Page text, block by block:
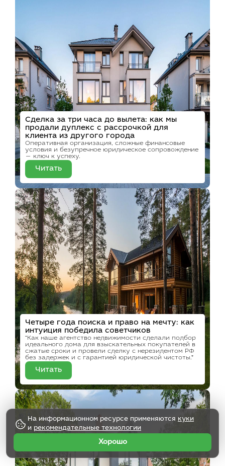
На информационном ресурсе применяются куки
и рекомендательные технологии
Хорошо
Сделка за три часа до вылета: как мы
продали дуплекс с рассрочкой для
клиента из другого города
Оперативная организация, сложные финансовые
условия и безупречное юридическое сопровождение
— ключ к успеху.
Читать
Четыре года поиска и право на мечту: как
интуиция победила советчиков
“Как наше агентство недвижимости сделали подбор
идеального дома для взыскательных покупателей в
сжатые сроки и провели сделку с нерезидентом РФ
без задержек и с гарантией юридической чистоты.”
Читать